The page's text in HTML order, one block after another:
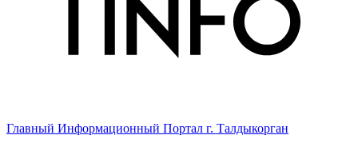
Главный Информационный Портал г. Талдыкорган